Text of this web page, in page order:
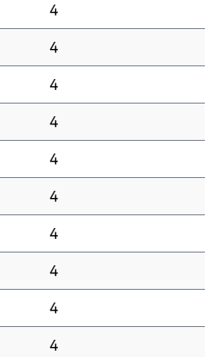
4
4
4
4
4
4
4
4
4
4